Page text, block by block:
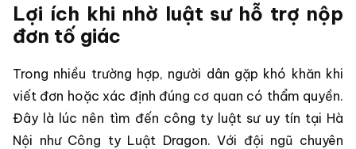
Lợi ích khi nhờ luật sư hỗ trợ nộp
đơn tố giác
Trong nhiều trường hợp, người dân gặp khó khăn khi
viết đơn hoặc xác định đúng cơ quan có thẩm quyền.
Đây là lúc nên tìm đến công ty luật sư uy tín tại Hà
Nội như Công ty Luật Dragon. Với đội ngũ chuyên